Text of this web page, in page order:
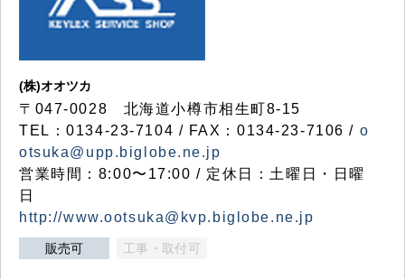
(株)オオツカ
〒047-0028 北海道小樽市相生町8-15
TEL：0134-23-7104 / FAX：0134-23-7106 / o
otsuka@upp.biglobe.ne.jp
営業時間：8:00〜17:00 / 定休日：土曜日・日曜
日
http://www.ootsuka@kvp.biglobe.ne.jp
販売可 工事・取付可